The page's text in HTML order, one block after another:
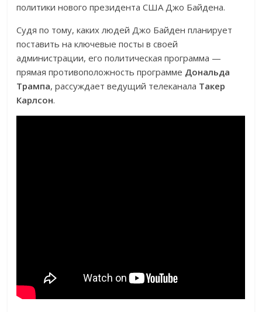
политики нового президента США Джо Байдена.
Судя по тому, каких людей Джо Байден планирует
поставить на ключевые посты в своей
администрации, его политическая программа —
прямая противоположность программе Дональда
Трампа, рассуждает ведущий телеканала Такер
Карлсон.